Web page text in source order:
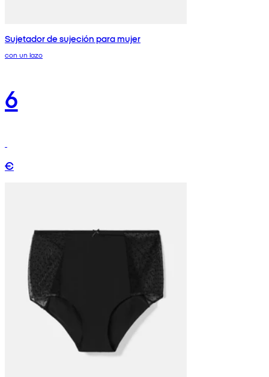
Sujetador de sujeción para mujer
con un lazo
6
€